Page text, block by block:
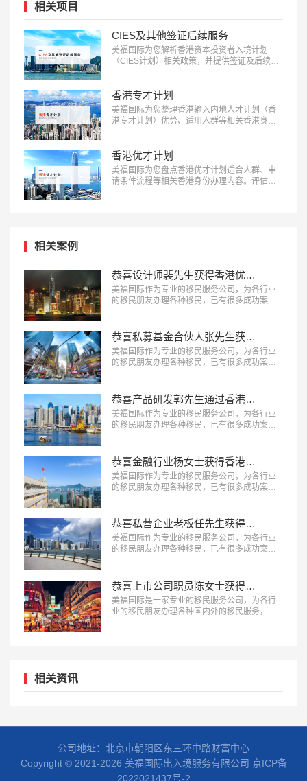
相关项目
CIES及其他签证后续服务
美福国际为您解析香港资本投资者入境计划
（CIES计划）相关政策，并提供签证及后续服
香港专才计划
美福国际为您整理香港输入内地人才计划（香
港专才计划）优势、适用人群等相关香港身份
香港优才计划
美福国际为您盘点香港优才计划适合人群、申
请条件流程等相关香港身份办理内容。评估了
相关案例
恭喜设计师裴先生获得香港优才签证！
美福国际作为专业的移民服务公司，为各行业
的移民朋友办理各种移民，已有很多成功案
恭喜私募基金合伙人张先生获得香港优才签证！
美福国际作为专业的移民服务公司，为各行业
的移民朋友办理各种移民，已有很多成功案
恭喜产品研发郭先生通过香港高端人才通行证计划！
美福国际作为专业的移民服务公司，为各行业
的移民朋友办理各种移民，已有很多成功案
…
恭喜金融行业杨女士获得香港优才签证！
美福国际作为专业的移民服务公司，为各行业
的移民朋友办理各种移民，已有很多成功案
恭喜私营企业老板任先生获得香港投资移民身份！
美福国际作为专业的移民服务公司，为各行业
的移民朋友办理各种移民，已有很多成功案
香港投资移民身份。…
恭喜上市公司职员陈女士获得香港专才签证！
美福国际是一家专业的移民服务公司，为各行
业的移民朋友办理各种国内外的移民服务，已
相关资讯
公司地址：北京市朝阳区东三环中路财富中心
Copyright © 2021-2026 美福国际出入境服务有限公司 京ICP备
2022021437号-2